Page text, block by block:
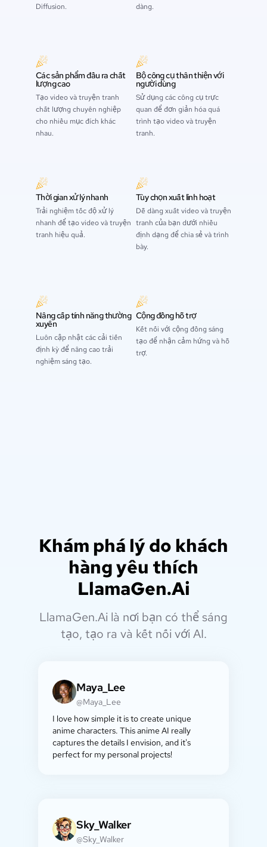
Diffusion.
dàng.
Các sản phẩm đầu ra chất
lượng cao
Tạo video và truyện tranh
chất lượng chuyên nghiệp
cho nhiều mục đích khác
nhau.
Bộ công cụ thân thiện với
người dùng
Sử dụng các công cụ trực
quan để đơn giản hóa quá
trình tạo video và truyện
tranh.
Thời gian xử lý nhanh
Trải nghiệm tốc độ xử lý
nhanh để tạo video và truyện
tranh hiệu quả.
Tùy chọn xuất linh hoạt
Dễ dàng xuất video và truyện
tranh của bạn dưới nhiều
định dạng để chia sẻ và trình
bày.
Nâng cấp tính năng thường
xuyên
Luôn cập nhật các cải tiến
định kỳ để nâng cao trải
nghiệm sáng tạo.
Cộng đồng hỗ trợ
Kết nối với cộng đồng sáng
tạo để nhận cảm hứng và hỗ
trợ.
Khám phá lý do khách
hàng yêu thích
LlamaGen.Ai
LlamaGen.Ai là nơi bạn có thể sáng
tạo, tạo ra và kết nối với AI.
Maya_Lee
@Maya_Lee
I love how simple it is to create unique
anime characters. This anime AI really
captures the details I envision, and it's
perfect for my personal projects!
Sky_Walker
@Sky_Walker